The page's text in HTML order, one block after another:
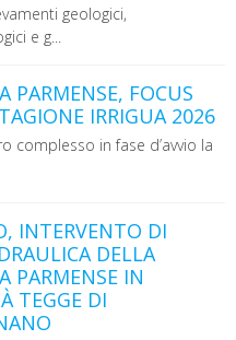
geologici,
e g...
PARMENSE, FOCUS
IRRIGUA 2026
complesso in fase d’avvio la
INTERVENTO DI
DELLA
PARMENSE IN
TEGGE DI